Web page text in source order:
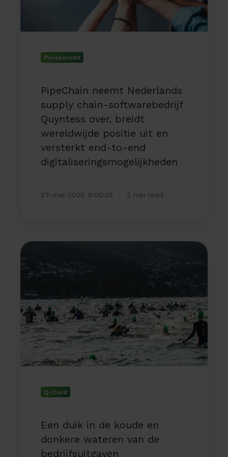
breidt
positie
versterkt
digitaliseringsmogelijkheden
Persbericht
PipeChain neemt Nederlands
supply chain-softwarebedrijf
Quyntess over, breidt
wereldwijde positie uit en
versterkt end-to-end
digitaliseringsmogelijkheden
27-mei-2026 9:00:01 2 min read
Een
duik
in
koude
en
donkere
wateren
bedrijfsuitgaven
Q-Card
Een duik in de koude en
donkere wateren van de
bedrijfsuitgaven